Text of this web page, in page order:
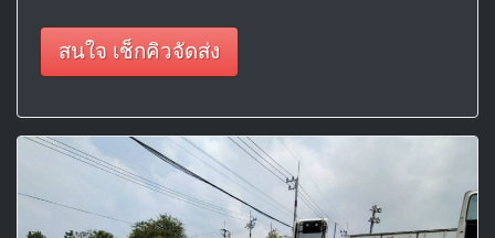
สนใจ เช็กคิวจัดส่ง